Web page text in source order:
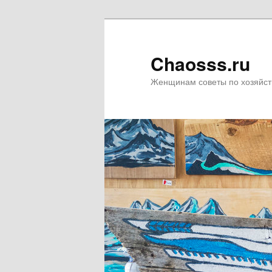
Chaosss.ru
Женщинам советы по